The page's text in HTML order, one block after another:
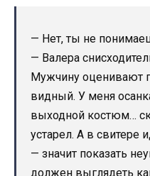
— Нет, ты не
— Валера
Мужчину оценивают
видный. У меня
выходной костюм…
устарел. А в свитере
— значит показать
должен выглядеть